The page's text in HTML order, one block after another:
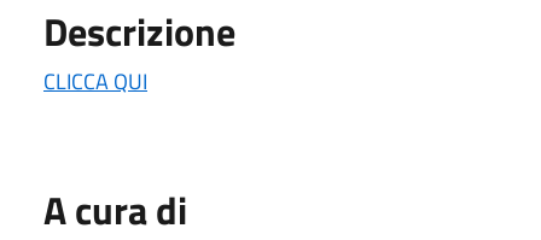
Descrizione
CLICCA QUI
A cura di